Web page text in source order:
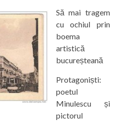
Să mai tragem
cu ochiul prin
boema
artistică
bucureșteană
Protagoniști:
poetul
Minulescu și
pictorul